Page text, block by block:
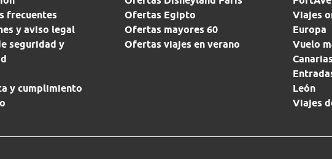
frecuentes
y aviso legal
seguridad y
y cumplimiento
Ofertas Egipto
Ofertas mayores 60
Ofertas viajes en verano
Viajes
Europa
Vuelo
Canarias
León
Viajes